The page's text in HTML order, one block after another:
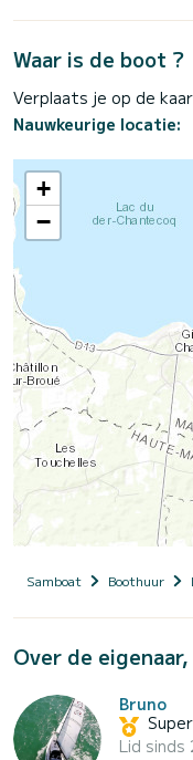
Waar is de boot ?
Verplaats je op de
Nauwkeurige locatie:
+
−
Samboat Boothuur
Over de
Bruno
Lid sinds